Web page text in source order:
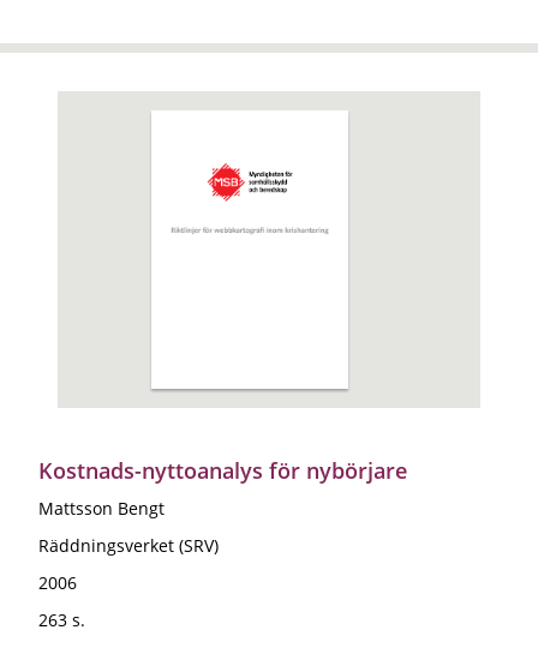
Kostnads-nyttoanalys för nybörjare
Mattsson Bengt
Räddningsverket (SRV)
2006
263 s.